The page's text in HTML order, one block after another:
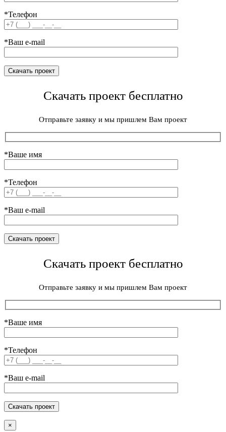
*Телефон
*Ваш e-mail
Скачать проект бесплатно
Отправьте заявку и мы пришлем Вам проект
*Ваше имя
*Телефон
*Ваш e-mail
Скачать проект бесплатно
Отправьте заявку и мы пришлем Вам проект
*Ваше имя
*Телефон
*Ваш e-mail
×